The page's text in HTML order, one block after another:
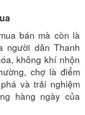
bán mà còn là
người dân Thanh
không khí nhộn
chợ là điểm
và trải nghiệm
hàng ngày của